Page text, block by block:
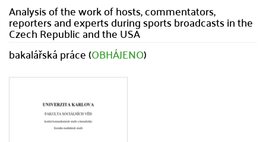
Analysis of the work of hosts, commentators,
reporters and experts during sports broadcasts in the
Czech Republic and the USA
bakalářská práce (OBHÁJENO)